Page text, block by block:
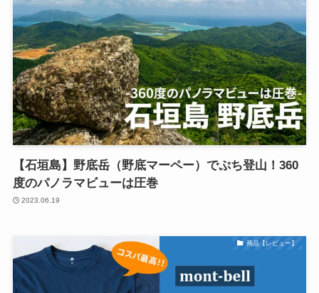
【石垣島】野底岳（野底マーペー）でぷち登山！360
度のパノラマビューは圧巻
2023.06.19
商品【レビュー】